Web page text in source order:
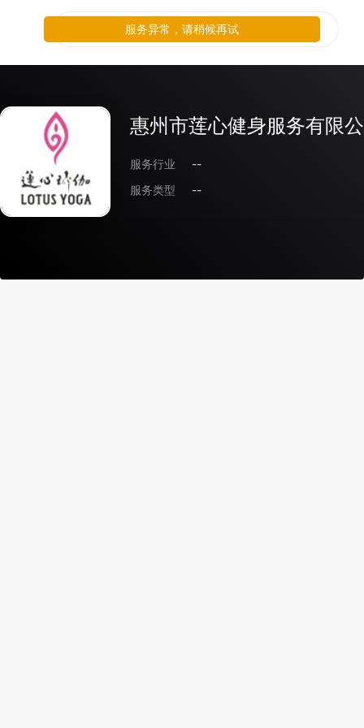
惠州市莲心健身服务有限
服务行业
--
服务类型
--
服务异常，请稍候再试